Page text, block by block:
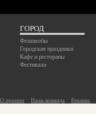
ГОРОД
Флэшмобы
Городские праздники
Кафе и рестораны
Фестивали
О проекте Наша команда Реклама